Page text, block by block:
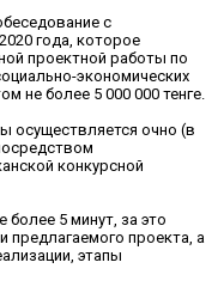
с
года, которое
проектной работы по
экономических
не более 5 000 000 тенге.
осуществляется очно (в
конкурсной
5 минут, за это
предлагаемого проекта, а
этапы